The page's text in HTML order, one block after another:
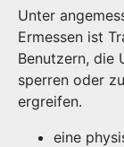
Unter
Ermessen ist
Benutzern, die
sperren oder
ergreifen.
eine